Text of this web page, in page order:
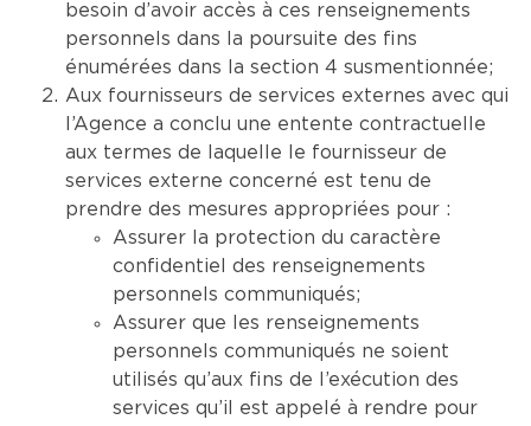
besoin d’avoir accès à ces renseignements
personnels dans la poursuite des fins
énumérées dans la section 4 susmentionnée;
Aux fournisseurs de services externes avec qui
l’Agence a conclu une entente contractuelle
aux termes de laquelle le fournisseur de
services externe concerné est tenu de
prendre des mesures appropriées pour :
Assurer la protection du caractère
confidentiel des renseignements
personnels communiqués;
Assurer que les renseignements
personnels communiqués ne soient
utilisés qu’aux fins de l’exécution des
services qu’il est appelé à rendre pour